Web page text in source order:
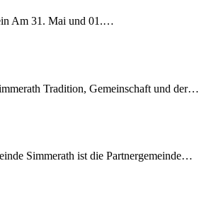
Am 31. Mai und 01.…
Tradition, Gemeinschaft und der…
Simmerath ist die Partnergemeinde…